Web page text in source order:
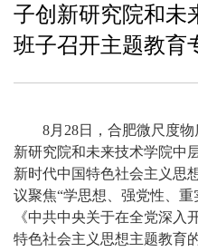
子创新研究院和未
班子召开主题教育
8月28日，合肥微尺度
新研究院和未来技术学院中
新时代中国特色社会主义思
议聚焦“学思想、强党性、
《中共中央关于在全党深入
特色社会主义思想主题教育